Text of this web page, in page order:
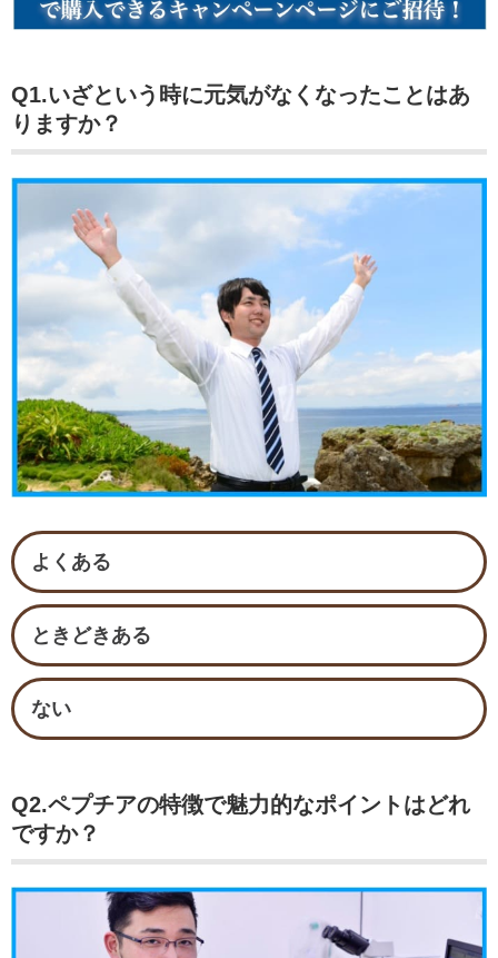
Q1.いざという時に元気がなくなったことはあ
りますか？
よくある
ときどきある
ない
Q2.ペプチアの特徴で魅力的なポイントはどれ
ですか？